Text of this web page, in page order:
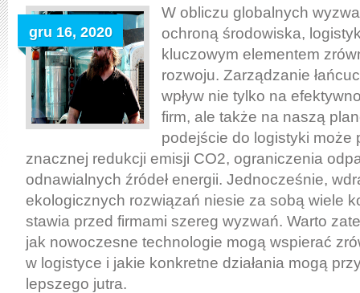
zrównoważony
rozwój:
Ekologiczne
aspekty
zarządzania
łańcuchem
dostaw
gru 16, 2020
W obliczu globalnych
ochroną środowiska,
kluczowym elementem
rozwoju. Zarządzanie
wpływ nie tylko na
firm, ale także na naszą
podejście do logistyki może
znacznej redukcji emisji CO2, ograniczenia
odnawialnych źródeł energii. Jednocześnie,
ekologicznych rozwiązań niesie za sobą wiele
stawia przed firmami szereg wyzwań. Warto
jak nowoczesne technologie mogą wspierać
w logistyce i jakie konkretne działania mogą
lepszego jutra.